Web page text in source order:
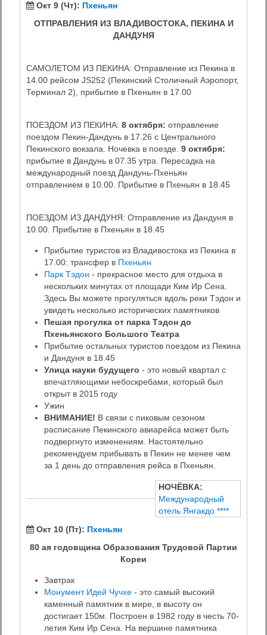
Окт 9 (Чт): Пхеньян
ОТПРАВЛЕНИЯ ИЗ ВЛАДИВОСТОКА, ПЕКИНА И
ДАНДУНЯ
САМОЛЕТОМ ИЗ ПЕКИНА: Отправление из Пекина в
14.00 рейсом JS252 (Пекинский Столичный Аэропорт,
Терминал 2), прибытие в Пхеньян в 17.00
ПОЕЗДОМ ИЗ ПЕКИНА: 8 октября: отправление
поездом Пекин-Дандунь в 17.26 с Центрального
Пекинского вокзала. Ночевка в поезде. 9 октября:
прибытие в Дандунь в 07.35 утра. Пересадка на
международный поезд Дандунь-Пхеньян
отправлением в 10.00. Прибытие в Пхеньян в 18.45
ПОЕЗДОМ ИЗ ДАНДУНЯ: Отправление из Дандуня в
10.00. Прибытие в Пхеньян в 18.45
Прибытие туристов из Владивостока из Пекина в
17.00: трансфер в Пхеньян
Парк Тэдон - прекрасное место для отдыха в
нескольких минутах от площади Ким Ир Сена.
Здесь Вы можете прогуляться вдоль реки Тэдон и
увидеть несколько исторических памятников
Пешая прогулка от парка Тэдон до
Пхеньянского Большого Театра
Прибытие остальных туристов поездом из Пекина
и Дандуня в 18.45
Улица науки будущего - это новый квартал с
впечатляющими небоскребами, который был
открыт в 2015 году
Ужин
ВНИМАНИЕ! В связи с пиковым сезоном
расписание Пекинского авиарейса может быть
подвергнуто изменениям. Настоятельно
рекомендуем прибывать в Пекин не менее чем
за 1 день до отправления рейса в Пхеньян.
НОЧЁВКА:
Международный
отель Янгакдо ****
Окт 10 (Пт): Пхеньян
80 ая годовщина Образования Трудовой Партии
Кореи
Завтрак
Монумент Идей Чучхе - это самый высокий
каменный памятник в мире, в высоту он
достигает 150м. Построен в 1982 году в честь 70-
летия Ким Ир Сена. На вершине памятника